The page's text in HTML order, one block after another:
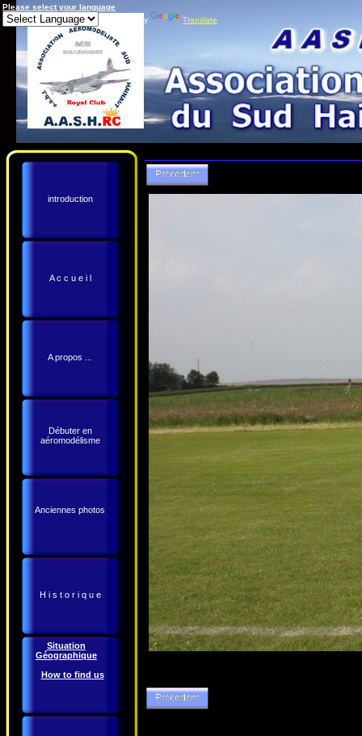
Please select your language
Powered by
Translate
introduction
A c c u e i l
A propos ...
Débuter en
aéromodélisme
Anciennes photos
H i s t o r i q u e
Situation
Géographique
How to find us